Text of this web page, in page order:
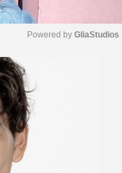
Powered by GliaStudios